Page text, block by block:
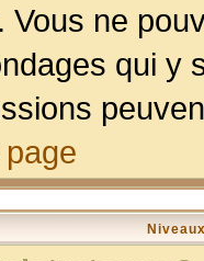
Vous ne
qui y